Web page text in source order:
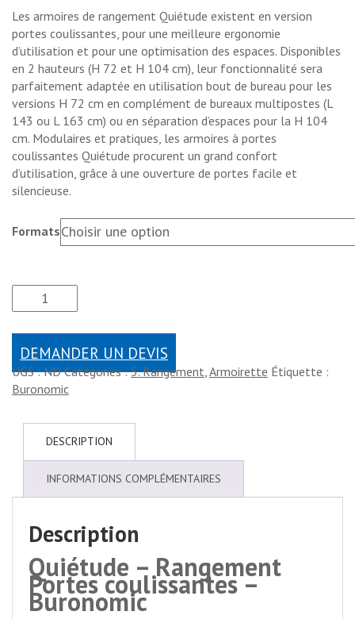
Les armoires de rangement Quiétude existent en version
portes coulissantes, pour une meilleure ergonomie
d’utilisation et pour une optimisation des espaces. Disponibles
en 2 hauteurs (H 72 et H 104 cm), leur fonctionnalité sera
parfaitement adaptée en utilisation bout de bureau pour les
versions H 72 cm en complément de bureaux multipostes (L
143 ou L 163 cm) ou en séparation d’espaces pour la H 104
cm. Modulaires et pratiques, les armoires à portes
coulissantes Quiétude procurent un grand confort
d’utilisation, grâce à une ouverture de portes facile et
silencieuse.
Formats
DEMANDER UN DEVIS
UGS :ND Catégories :5. Rangement Armoirette Étiquette :
Buronomic
DESCRIPTION
INFORMATIONS COMPLÉMENTAIRES
Description
Quiétude – Rangement
Portes coulissantes –
Buronomic